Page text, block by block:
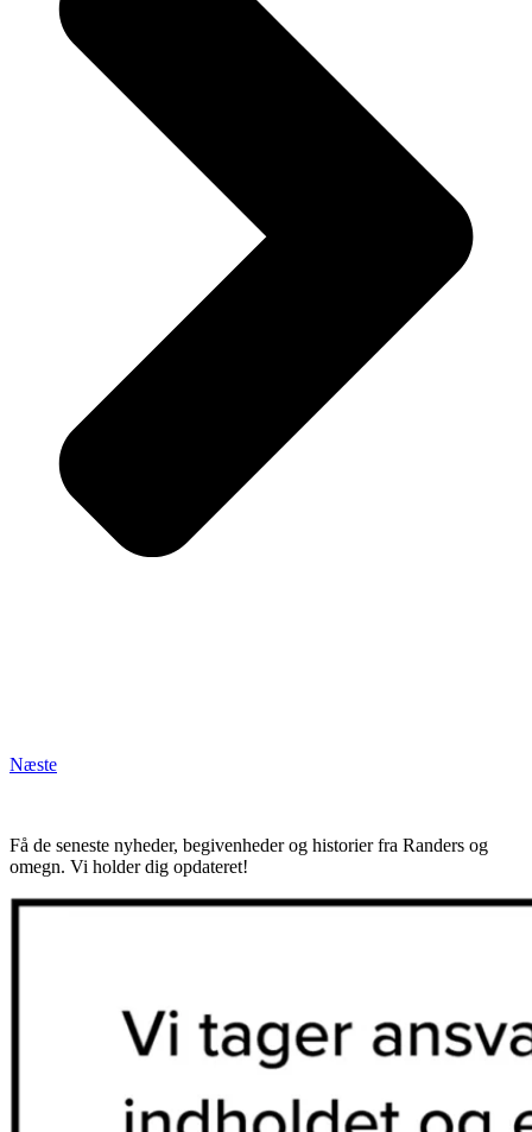
Næste
Få de seneste nyheder, begivenheder og historier fra Randers og
omegn. Vi holder dig opdateret!